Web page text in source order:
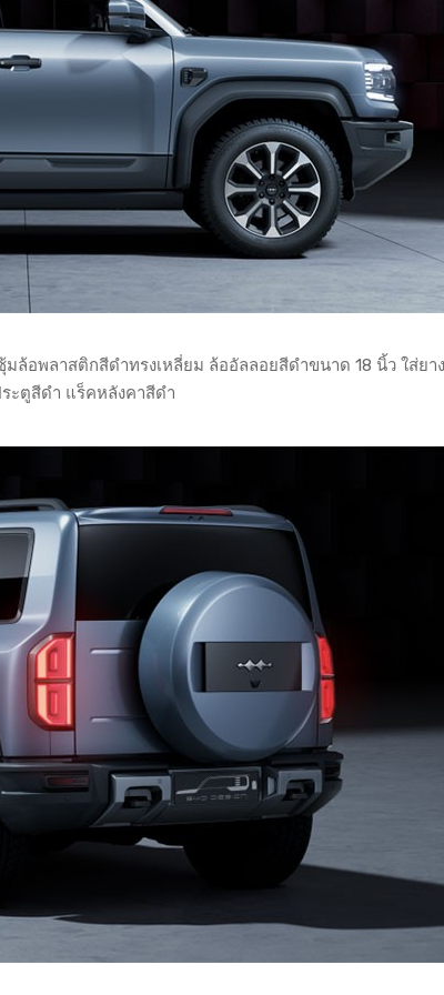
อพลาสติกสีดำทรงเหลี่ยม ล้ออัลลอยสีดำขนาด 18 นิ้ว ใส่ยา
ะตูสีดำ แร็คหลังคาสีดำ